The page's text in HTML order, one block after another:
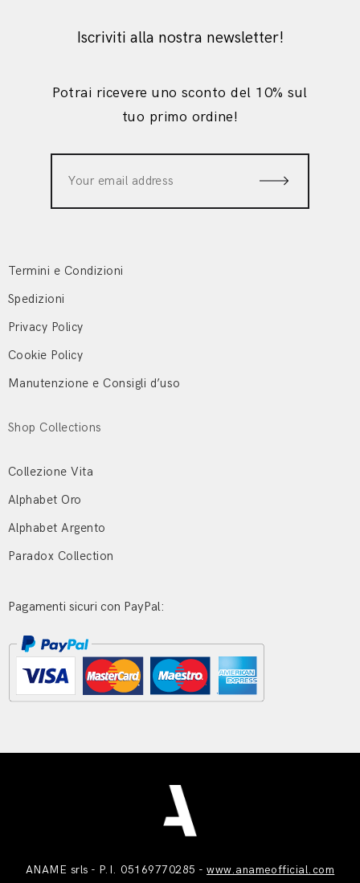
Iscriviti alla nostra newsletter!
Potrai ricevere uno sconto del 10% sul
tuo primo ordine!
Termini e Condizioni
Spedizioni
Privacy Policy
Cookie Policy
Manutenzione e Consigli d’uso
Shop Collections
Collezione Vita
Alphabet Oro
Alphabet Argento
Paradox Collection
Pagamenti sicuri con PayPal:
ANAME srls - P.I. 05169770285 -www.anameofficial.com